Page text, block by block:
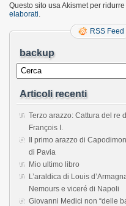
Questo sito usa Akismet per ridurre
elaborati
RSS Feed
backup
Articoli recenti
Terzo arazzo: Cattura del re
François I.
Il primo arazzo di
di Pavia
Mio ultimo libro
L’araldica di Louis
Nemours e viceré di Napoli
Giovanni Medici non “delle